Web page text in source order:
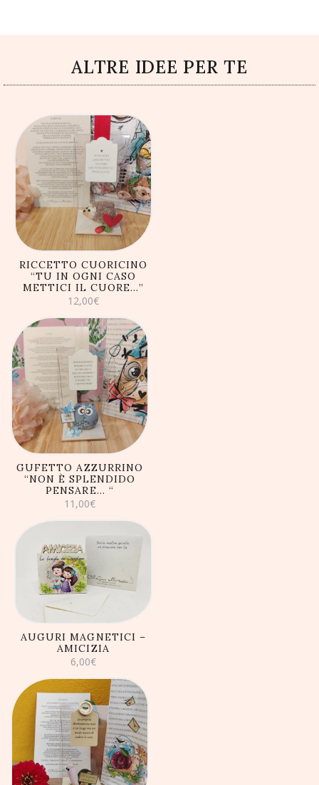
ALTRE IDEE PER TE
AGGIUNGI AL
CARRELLO
RICCETTO CUORICINO
“TU IN OGNI CASO
METTICI IL CUORE…”
12,00€
AGGIUNGI AL
CARRELLO
GUFETTO AZZURRINO
“NON È SPLENDIDO
PENSARE… “
11,00€
AGGIUNGI AL
CARRELLO
AUGURI MAGNETICI –
AMICIZIA
6,00€
AGGIUNGI AL
CARRELLO